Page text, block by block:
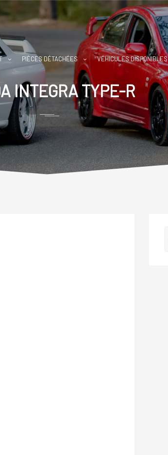
PIÈCES DÉTACHÉES VÉHICULES DISPONIBLES
INTEGRA TYPE-R